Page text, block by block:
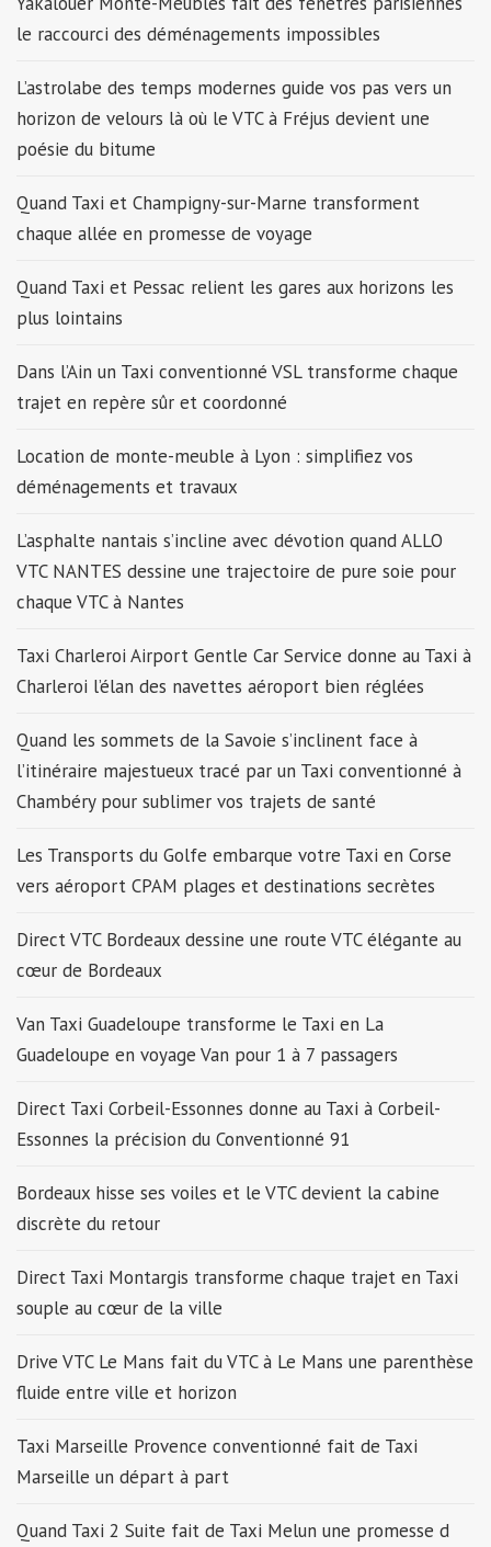
le raccourci des déménagements impossibles
L’astrolabe des temps modernes guide vos pas vers un
horizon de velours là où le VTC à Fréjus devient une
poésie du bitume
Quand Taxi et Champigny-sur-Marne transforment
chaque allée en promesse de voyage
Quand Taxi et Pessac relient les gares aux horizons les
plus lointains
Dans l’Ain un Taxi conventionné VSL transforme chaque
trajet en repère sûr et coordonné
Location de monte-meuble à Lyon : simplifiez vos
déménagements et travaux
L’asphalte nantais s’incline avec dévotion quand ALLO
VTC NANTES dessine une trajectoire de pure soie pour
chaque VTC à Nantes
Taxi Charleroi Airport Gentle Car Service donne au Taxi à
Charleroi l’élan des navettes aéroport bien réglées
Quand les sommets de la Savoie s’inclinent face à
l’itinéraire majestueux tracé par un Taxi conventionné à
Chambéry pour sublimer vos trajets de santé
Les Transports du Golfe embarque votre Taxi en Corse
vers aéroport CPAM plages et destinations secrètes
Direct VTC Bordeaux dessine une route VTC élégante au
cœur de Bordeaux
Van Taxi Guadeloupe transforme le Taxi en La
Guadeloupe en voyage Van pour 1 à 7 passagers
Direct Taxi Corbeil-Essonnes donne au Taxi à Corbeil-
Essonnes la précision du Conventionné 91
Bordeaux hisse ses voiles et le VTC devient la cabine
discrète du retour
Direct Taxi Montargis transforme chaque trajet en Taxi
souple au cœur de la ville
Drive VTC Le Mans fait du VTC à Le Mans une parenthèse
fluide entre ville et horizon
Taxi Marseille Provence conventionné fait de Taxi
Marseille un départ à part
Quand Taxi 2 Suite fait de Taxi Melun une promesse d